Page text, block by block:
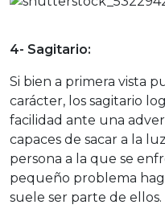
4- Sagitario:
Si bien a primera vista
carácter, los sagitario
facilidad ante una
capaces de sacar a la
persona a la que se
pequeño problema
suele ser parte de ellos.